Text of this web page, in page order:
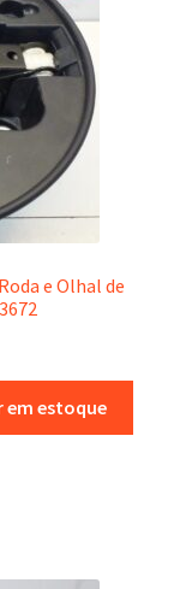
e Olhal de
estoque